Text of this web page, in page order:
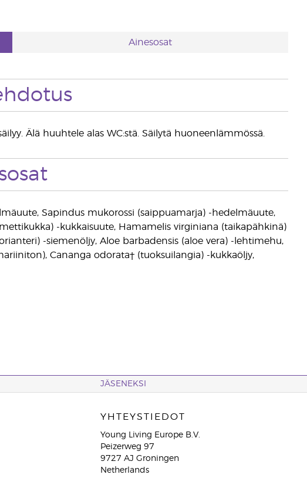
Ainesosat
Älä huuhtele alas WC:stä. Säilytä huoneenlämmössä.
Sapindus mukorossi (saippuamarja) -hedelmäuute,
-kukkaisuute, Hamamelis virginiana (taikapähkinä)
-siemenöljy, Aloe barbadensis (aloe vera) -lehtimehu,
Cananga odorata† (tuoksuilangia) -kukkaöljy,
JÄSENEKSI
YHTEYSTIEDOT
Young Living Europe B.V.
Peizerweg 97
9727 AJ Groningen
Netherlands